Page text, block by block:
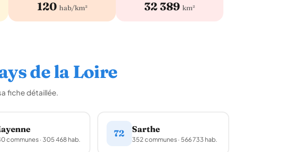
120 hab/km² 32 389 km²
de la Loire
fiche détaillée.
communes · 305 468 hab.
72 Sarthe
352 communes · 566 733 hab.